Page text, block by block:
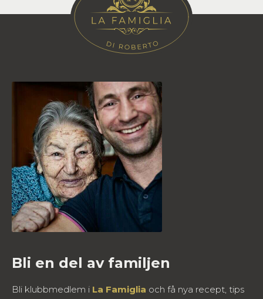
Bli en del av familjen
Bli klubbmedlem i La Famiglia och få nya recept, tips